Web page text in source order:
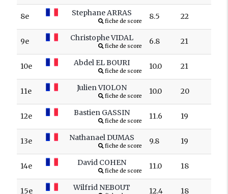
8e Stephane ARRAS
fiche de score
8.5 22
9e Christophe VIDAL
fiche de score
6.8 21
10e Abdel EL BOURI
fiche de score
10.0 21
11e Julien VIOLON
fiche de score
10.0 20
12e Bastien GASSIN
fiche de score
11.6 19
13e Nathanael DUMAS
fiche de score
9.8 19
14e David COHEN
fiche de score
11.0 18
15e Wilfrid NEBOUT 12.4 18